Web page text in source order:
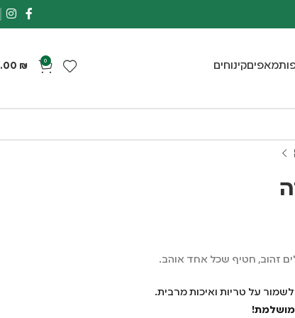
מאפיםקינוחים 0
₪
זהוב, חטיף שכל אחד אוהב.
על טריות ואיכות מרבית.
מושלמת!